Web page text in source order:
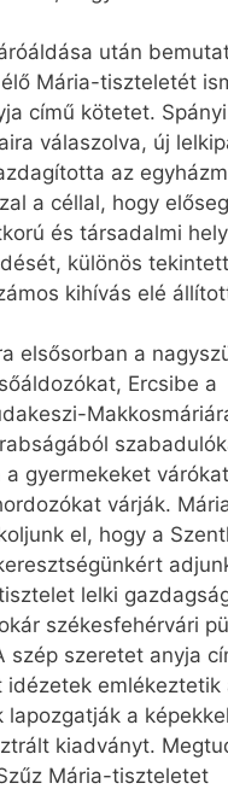
után
Mária-tiszteletét
című kötetet.
válaszolva, új
az
a céllal, hogy
és társadalmi
különös
kihívás elé
elsősorban a
Ercsibe a
gyermekeket
várják.
el, hogy a
lelki
székesfehérvári
szép szeretet anyja
idézetek emlékeztetik
lapozgatják a képekkel
kiadványt.
Mária-tiszteletet